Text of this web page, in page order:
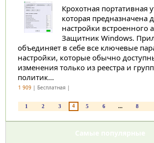
Крохотная портативная
которая предназначена
настройки встроенного
Защитник Windows.
объединяет в себе все ключевые
настройки, которые обычно
изменения только из реестра и
политик...
1 909| Бесплатная |
1 2 3 4 5 6 ... 8
Самые популярные